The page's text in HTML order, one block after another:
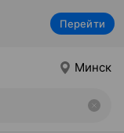
Перейти
Минск